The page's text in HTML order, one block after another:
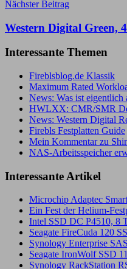
Nächster Beitrag
Western Digital Green,
Interessante Themen
Fireblsblog.de Klassik
Maximum Rated
News: Was ist eigentlich
HWLXX: CMR/SMR
News: Western Digital
Firebls Festplatten Guide
Mein Kommentar zu
NAS-Arbeitsspeicher
Interessante Artikel
Microchip Adaptec
Ein Fest der Helium-
Intel SSD DC P4510, 8
Seagate FireCuda 120
Synology Enterprise
Seagate IronWolf SSD
Synology RackStation